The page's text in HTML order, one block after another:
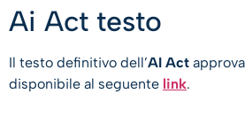
Ai Act testo
Il testo definitivo dell’AI Act
disponibile al seguente link.